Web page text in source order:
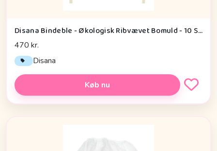
Disana Bindeble - Økologisk Ribvævet Bomuld - 10 Stk.
470 kr.
Disana
Køb nu